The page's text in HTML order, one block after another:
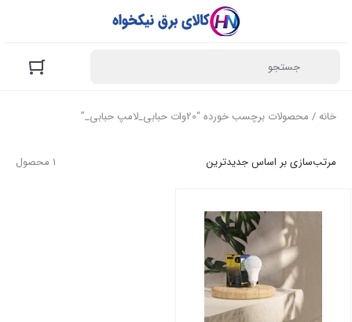
خانه/ محصولات برچسب خورده “20وات حبابی_لامپ حبابی_”
1 محصول مرتب‌سازی بر اساس جدیدترین